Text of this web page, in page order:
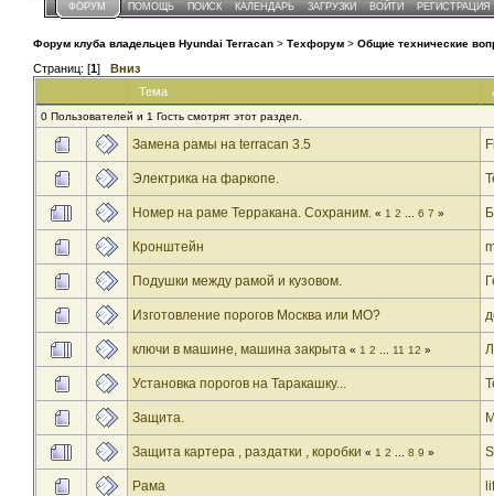
ФОРУМ ПОМОЩЬ ПОИСК КАЛЕНДАРЬ ЗАГРУЗКИ ВОЙТИ РЕГИСТРАЦИЯ
Форум клуба владельцев Hyundai Terracan > Техфорум > Общие технические
Страниц: [1]
Вниз
Тема
0 Пользователей и 1 Гость смотрят этот раздел.
Замена рамы на terracan 3.5
Электрика на фаркопе.
Номер на раме Терракана. Сохраним. « 1 2 ... 6 7 »
Кронштейн
Подушки между рамой и кузовом.
Изготовление порогов Москва или МО?
ключи в машине, машина закрыта « 1 2 ... 11 12 »
Установка порогов на Таракашку...
Защита.
Защита картера , раздатки , коробки « 1 2 ... 8 9 »
Рама